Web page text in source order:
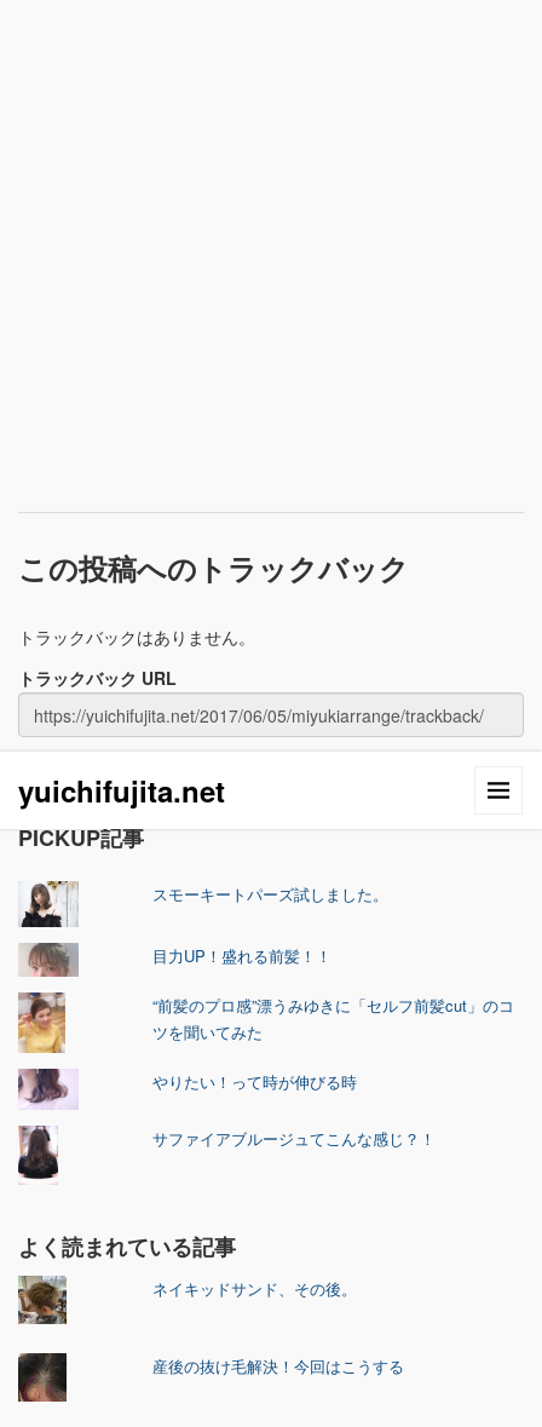
この投稿へのトラックバック
トラックバックはありません。
トラックバック URL
yuichifujita.net
PICKUP記事
スモーキートパーズ試しました。
目力UP！盛れる前髪！！
“前髪のプロ感”漂うみゆきに「セルフ前髪cut」のコ
ツを聞いてみた
やりたい！って時が伸びる時
サファイアブルージュてこんな感じ？！
よく読まれている記事
ネイキッドサンド、その後。
産後の抜け毛解決！今回はこうする